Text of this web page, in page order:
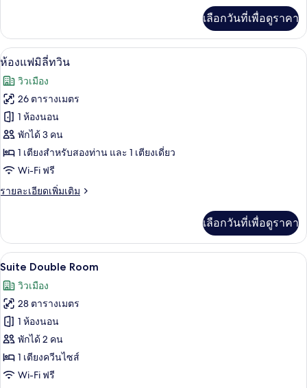
เกี่ยว
กับ
ห้อง
ลัก
ซ์
ดับเบิล
เลือกวันที่เพื่อดูราคา
เปิด
ภาพถ่าย
ทั้งหมด
ของ
ห้อง
แฟ
มิ
ลี่
ห้องแฟมิลี่ทวิน | เครื่องนอนระดับพรีเ
5
ห้องแฟมิลี่ทวิน
วิวเมือง
26 ตารางเมตร
1 ห้องนอน
พักได้ 3 คน
1 เตียงสำหรับสองท่าน และ 1 เตียงเดี่ยว
Wi-Fi ฟรี
รายละเอียดเพิ่มเติม
ราย
เกี่ยว
กับ
ห้อง
มิ
ลี่
ทวิ
น
เลือกวันที่เพื่อดูราคา
เปิด
ภาพถ่าย
ทั้งหมด
ของ
Suite
Double
Room
Suite Double Room | เครื่องนอนระ
7
Suite Double Room
วิวเมือง
28 ตารางเมตร
1 ห้องนอน
พักได้ 2 คน
1 เตียงควีนไซส์
Wi-Fi ฟรี